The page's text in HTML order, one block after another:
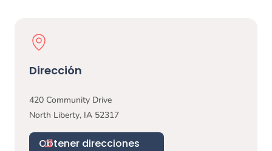
Physical Location
Dirección
420 Community Drive
North Liberty, IA 52317
Obtener direcciones